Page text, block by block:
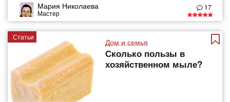
Мария Николаева
Мастер
17
Статьи
Дом и семья
Сколько пользы в
хозяйственном мыле?